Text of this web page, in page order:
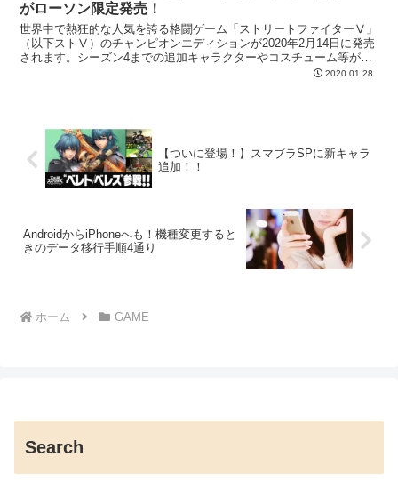
がローソン限定発売！
世界中で熱狂的な人気を誇る格闘ゲーム「ストリートファイターⅤ」
（以下ストⅤ）のチャンピオンエディションが2020年2月14日に発売
されます。シーズン4までの追加キャラクターやコスチューム等が全
2020.01.28
【ついに登場！】スマブラSPに新キャラ
追加！！
AndroidからiPhoneへも！機種変更すると
きのデータ移行手順4通り
ホーム GAME
Search